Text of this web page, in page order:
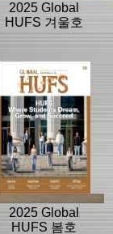
2025 Global
HUFS 겨울호
2025 Global
HUFS 봄호